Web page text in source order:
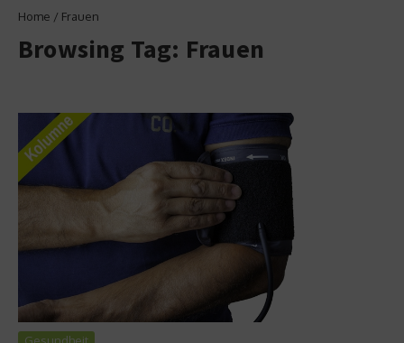
Home / Frauen
Browsing Tag: Frauen
Gesundheit